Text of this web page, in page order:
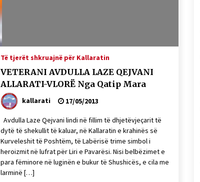
Të tjerët shkruajnë për Kallaratin
VETERANI AVDULLA LAZE QEJVANI
ALLARATI-VLORË Nga Qatip Mara
kallarati 17/05/2013
Avdulla Laze Qejvani lindi në fillim të dhjetëvjeçarit të
dytë të shekullit të kaluar, në Kallaratin e krahinës së
Kurveleshit të Poshtëm, të Labërisë trime simbol i
heroizmit në lufrat për Liri e Pavarësi. Nisi belbëzimet e
para fëminore në luginën e bukur të Shushicës, e cila me
larminë […]